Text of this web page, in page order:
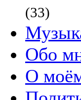
(33)
Обо
О